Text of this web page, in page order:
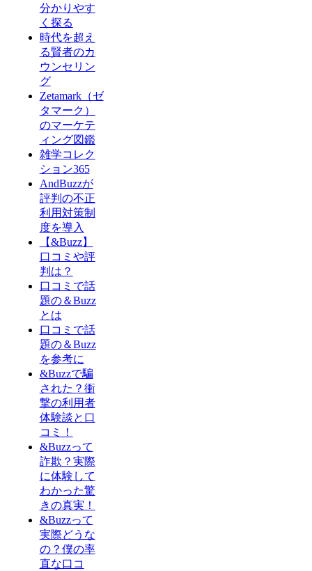
分かりやす
く探る
時代を超え
る賢者のカ
ウンセリン
グ
Zetamark（ゼ
タマーク）
のマーケテ
ィング図鑑
雑学コレク
ション365
AndBuzzが
評判の不正
利用対策制
度を導入
【&Buzz】
口コミや評
判は？
口コミで話
題の＆Buzz
とは
口コミで話
題の＆Buzz
を参考に
&Buzzで騙
された？衝
撃の利用者
体験談と口
コミ！
&Buzzって
詐欺？実際
に体験して
わかった驚
きの真実！
&Buzzって
実際どうな
の？僕の率
直な口コ